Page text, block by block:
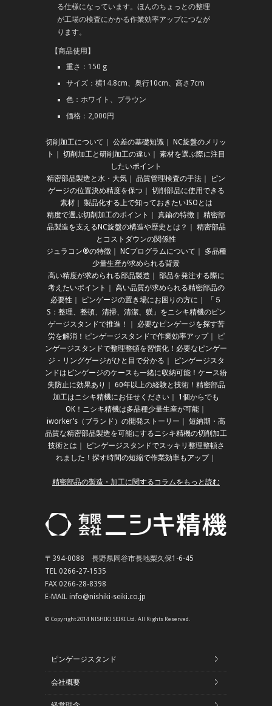
る仕様になっています。ほんのちょっとの整理
が工場の検査にかかる作業効率アップにつなが
ります。
【商品使用】
重さ：150 g
サイズ：横14.8cm、奥行10cm、高さ7cm
色：ホワイト、ブラウン
価格：2,000円
切削加工について ｜ 公差の基礎知識 ｜ NC旋盤のメリッ
ト ｜ 切削加工と研削加工の違い ｜ 素材を選ぶ際に注目
したいポイント
精密部品製造と水・大気 ｜ 品質管理検査の手法 ｜
ピン
ゲージの位置決め精度を保つ ｜ 切削部品に使用できる
素材｜ 製品化する上で知っておきたいISOとは
精度で選ぶ切削加工のポイント ｜ 真鍮の特徴 ｜ 精密部
品製造を支えるNC旋盤の構造や歴史とは？ ｜ 精密部品
とコストダウンの関係性
ジュラコン®の特徴｜ NCプログラムについて ｜
多品種
少量生産が求められる背景
高い精度が求められる部品製造 ｜ 部品を発注する際に
考えたいポイント ｜ 高い品質が求められる精密部品の
必要性 ｜ ピンゲージの置き場にお困りの方に ｜
「５
S：整理、整頓、清掃、清潔、躾」をニシキ精機のピン
ゲージスタンドで推進！
｜
必要なピンゲージを探す苦
労を解消！ピンゲージスタンドで作業効率アップ｜
ピ
ンゲージスタンドで整理整頓を習慣化！必要なピンゲー
ジ・リングゲージがひと目で分かる ｜
ピンゲージスタ
ンドはピンゲージのケースも一緒に収納可能！ケース紛
失防止に効果あり ｜ 60年以上の経験と技術！精密部品
加工はニシキ精機にお任せください ｜ 1個からでも
OK！ニシキ精機は多品種少量生産が可能 ｜
iworker’s（ブランド）の開発ストーリー ｜ 短納期・高
品質な精密部品製造を可能にするニシキ精機の切削加工
技術とは ｜
ピンゲージスタンドでスッキリ整理整頓さ
れました！探す時間の短縮で作業効率もアップ｜
精密部品の製造・加工に関するコラムをもっと読む
〒394-0088 長野県岡谷市長地梨久保1-6-45
TEL 0266-27-1535
FAX 0266-28-8398
E-MAIL info@nishiki-seiki.co.jp
© Copyright 2014 NISHIKI SEIKI Ltd. All Rights Reserved.
ピンゲージスタンド
会社概要